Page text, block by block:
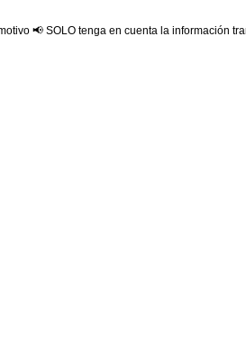
📢 SOLO tenga en cuenta la información